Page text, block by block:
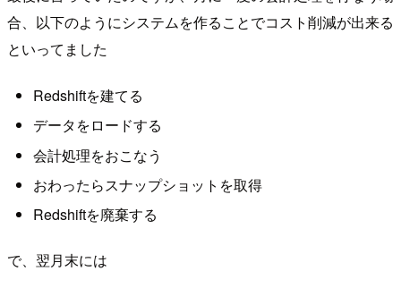
合、以下のようにシステムを作ることでコスト削減が出来る
といってました
Redshiftを建てる
データをロードする
会計処理をおこなう
おわったらスナップショットを取得
Redshiftを廃棄する
で、翌月末には